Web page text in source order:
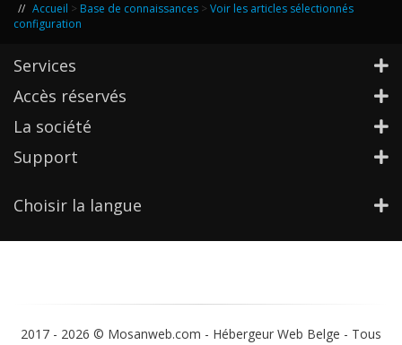
Accueil > Base de connaissances > Voir les articles sélectionnés
configuration
Services
Accès réservés
La société
Support
Choisir la langue
2017 - 2026 © Mosanweb.com - Hébergeur Web Belge - Tous